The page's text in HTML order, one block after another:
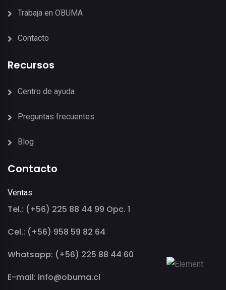
Trabaja en OBUMA
Contacto
Recursos
Centro de ayuda
Preguntas frecuentes
Blog
Contacto
Ventas:
Tel.: (+56) 225 88 44 99 Opc. 1
Cel.: (+56) 958 59 82 64
Whatsapp: (+56) 225 88 44 60
E-mail: info@obuma.cl